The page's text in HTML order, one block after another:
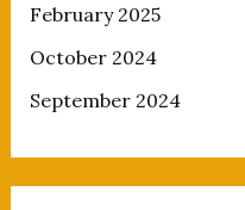
February 2025
October 2024
September 2024